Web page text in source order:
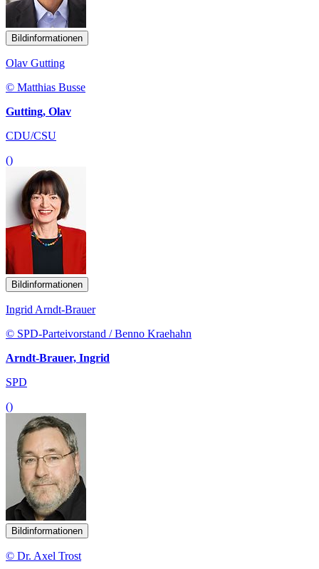
Bildinformationen
Olav Gutting
© Matthias Busse
Gutting, Olav
CDU/CSU
()
Bildinformationen
Ingrid Arndt-Brauer
© SPD-Parteivorstand / Benno Kraehahn
Arndt-Brauer, Ingrid
SPD
()
Bildinformationen
© Dr. Axel Trost